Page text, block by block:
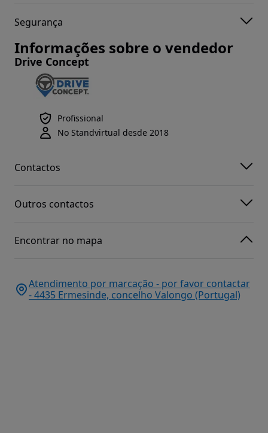
Segurança
Informações sobre o vendedor
Drive Concept
Profissional
No Standvirtual desde 2018
Contactos
Outros contactos
Encontrar no mapa
Atendimento por marcação - por favor contactar
- 4435 Ermesinde, concelho Valongo (Portugal)